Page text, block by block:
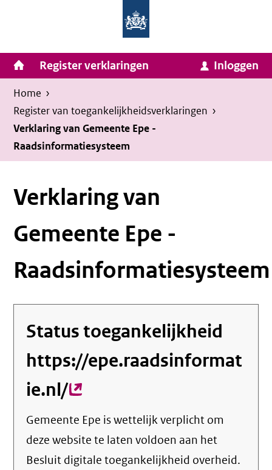
inhoud
van
Zaken
en
Koninkrijksrelaties
Homepage
van
Invulassistent
Toegankelijkheidsverklaring
Toegankelijkheidsverklaring
Hoofdnavigatie
Register verklaringen Inloggen
Kruimelpad
U
bevindt
zich
hier:
Home ›
Register van toegankelijkheids­verklaringen ›
Verklaring van Gemeente Epe -
Raadsinformatiesysteem
Verklaring van
Gemeente Epe -
Raadsinformatiesysteem
Status toegankelijkheid
https://epe.raadsinformat
ie.nl/(externe
link)
Gemeente Epe is wettelijk verplicht om
deze website te laten voldoen aan het
Besluit digitale toegankelijkheid overheid.